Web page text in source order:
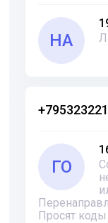
НА
ГО
Просят коды